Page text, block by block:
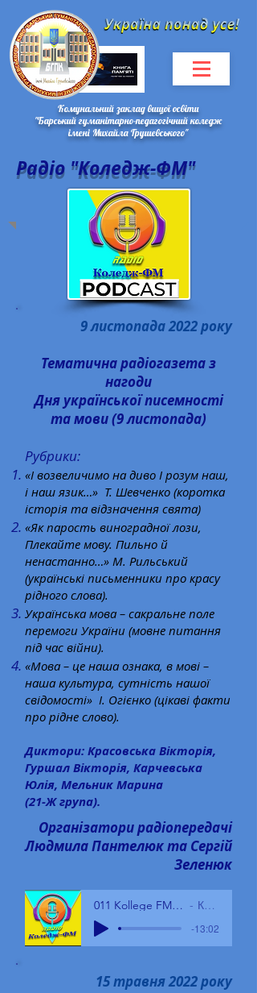
Комунальний заклад вищої освіти
"Барський гуманітарно-педагогічний коледж
імені Михайла Грушевського"
Радіо "Коледж-ФМ"
9 листопада 2022 року
Тематична радіогазетаз
нагоди
Дня української писемності
та мови(9 листопада)
Рубрики:
«І возвеличимо на диво І розум наш,
і наш язик…» Т. Шевченко (коротка
історія та відзначення свята)
«Як парость виноградної лози,
Плекайте мову. Пильно й
ненастанно…» М. Рильський
(українські письменники про красу
рідного слова).
Українська мова – сакральне поле
перемоги України (мовне питання
під час війни).
«Мова – це наша ознака, в мові –
наша культура, сутність нашої
свідомості» І. Огієнко (цікаві факти
про рідне слово).
Диктори: Красовська Вікторія,
Гуршал Вікторія, Карчевська
Юлія, Мельник Марина
(21-Ж група).
Організатори радіопередачі
Людмила Пантелюк та Сергій
Зеленюк
011 Kollege FM 09.11.22 - КЗВО БГПК КЗВО БГПК
-13:02
15 травня 2022 року